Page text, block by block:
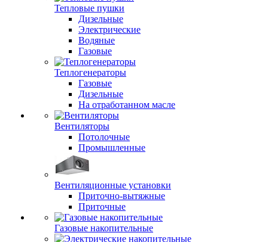
Тепловые пушки
Дизельные
Электрические
Водяные
Газовые
Теплогенераторы
Газовые
Дизельные
На отработанном масле
Вентиляторы
Потолочные
Промышленные
Вентиляционные установки
Приточно-вытяжные
Приточные
Газовые накопительные